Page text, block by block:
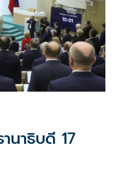
นาธิบดี 17